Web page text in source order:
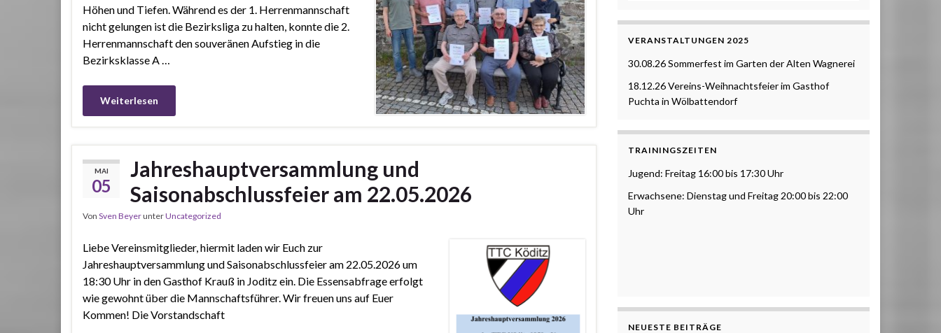
Höhen und Tiefen. Während es der 1. Herrenmannschaft
nicht gelungen ist die Bezirksliga zu halten, konnte die 2.
Herrenmannschaft den souveränen Aufstieg in die
Bezirksklasse A …
Weiterlesen
MAI
05
Jahreshauptversammlung und
Saisonabschlussfeier am 22.05.2026
Von Sven BeyerunterUncategorized
Liebe Vereinsmitglieder, hiermit laden wir Euch zur
Jahreshauptversammlung und Saisonabschlussfeier am 22.05.2026 um
18:30 Uhr in den Gasthof Krauß in Joditz ein. Die Essensabfrage erfolgt
wie gewohnt über die Mannschaftsführer. Wir freuen uns auf Euer
Kommen! Die Vorstandschaft
VERANSTALTUNGEN 2025
30.08.26 Sommerfest im Garten der Alten Wagnerei
18.12.26 Vereins-Weihnachtsfeier im Gasthof
Puchta in Wölbattendorf
TRAININGSZEITEN
Jugend: Freitag 16:00 bis 17:30 Uhr
Erwachsene: Dienstag und Freitag 20:00 bis 22:00
Uhr
NEUESTE BEITRÄGE